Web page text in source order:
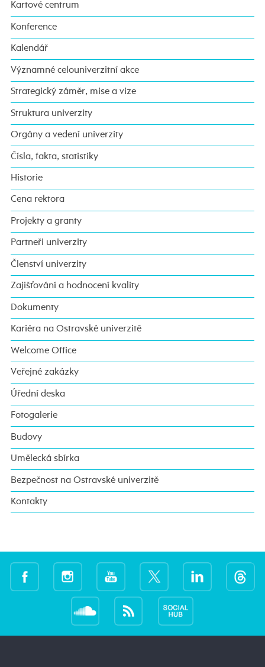
Kartové centrum
Konference
Kalendář
Významné celouniverzitní akce
Strategický záměr, mise a vize
Struktura univerzity
Orgány a vedení univerzity
Čísla, fakta, statistiky
Historie
Cena rektora
Projekty a granty
Partneři univerzity
Členství univerzity
Zajišťování a hodnocení kvality
Dokumenty
Kariéra na Ostravské univerzitě
Welcome Office
Veřejné zakázky
Úřední deska
Fotogalerie
Budovy
Umělecká sbírka
Bezpečnost na Ostravské univerzitě
Kontakty